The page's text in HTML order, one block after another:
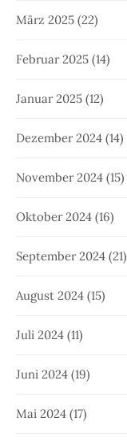
März 2025 (22)
Februar 2025 (14)
Januar 2025 (12)
Dezember 2024 (14)
November 2024 (15)
Oktober 2024 (16)
September 2024 (21)
August 2024 (15)
Juli 2024 (11)
Juni 2024 (19)
Mai 2024 (17)